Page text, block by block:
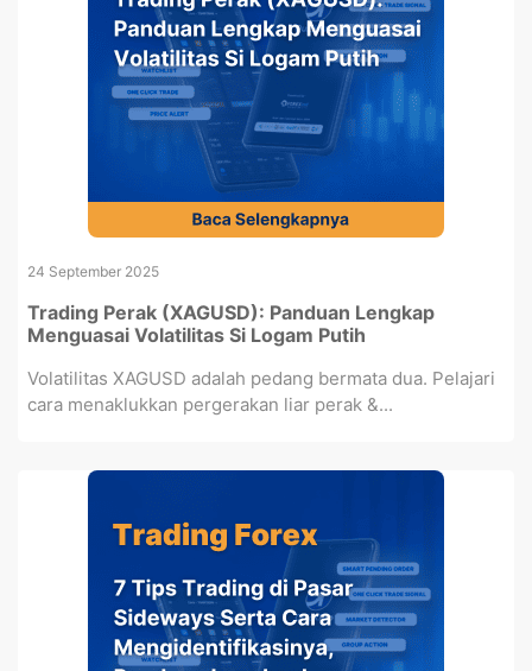
24 September 2025
Trading Perak (XAGUSD): Panduan Lengkap
Menguasai Volatilitas Si Logam Putih
Volatilitas XAGUSD adalah pedang bermata dua. Pelajari
cara menaklukkan pergerakan liar perak &...